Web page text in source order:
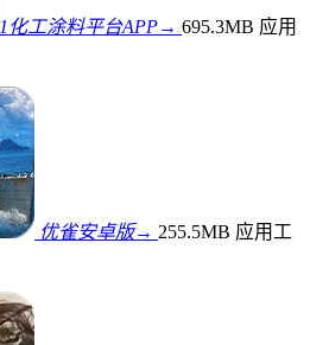
1化工涂料平台APP→ 695.3MB 应用
优雀安卓版→ 255.5MB 应用工